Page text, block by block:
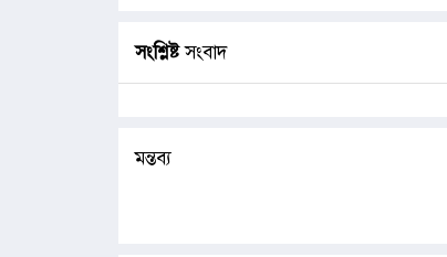
সংশ্লিষ্টসংবাদ
মন্তব্য